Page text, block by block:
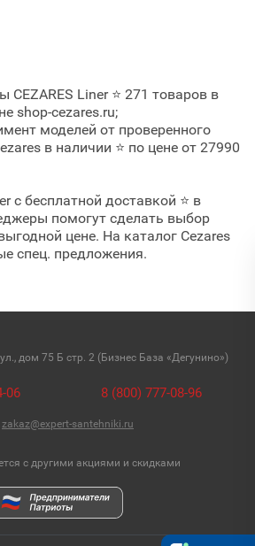
Liner ⭐ 271 товаров в
shop-cezares.ru;
моделей от проверенного
в наличии ⭐ по цене от 27990
с бесплатной доставкой ⭐ в
помогут сделать выбор
цене. На каталог Cezares
спец. предложения.
дом 75 Б стр. 2 (Бизнес База «Дегунино»)
06 8 (800) 777-08-96
zakaz@expert-santehniki.ru
с другими акциями и скидками